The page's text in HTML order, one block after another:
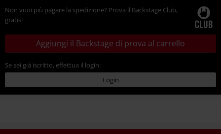
Non vuoi più pagare la spedizione? Prova il Backstage Club,
gratis!
Aggiungi il Backstage di prova al carrello
Se sei già iscritto, effettua il login:
Login